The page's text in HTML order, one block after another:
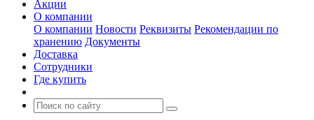
Акции
О компании
О компании Новости Реквизиты Рекомендации по
хранению Документы
Доставка
Сотрудники
Где купить